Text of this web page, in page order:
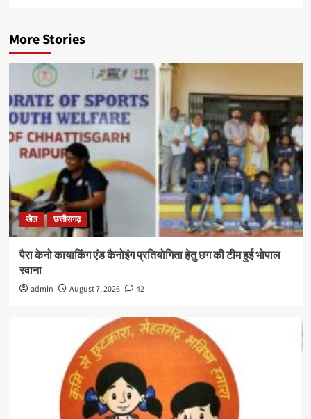
More Stories
खेल छत्तीसगढ़
पैरा केनो कायाकिंग एंड कैनोइंग प्रतियोगिता हेतु छग की टीम हुई भोपाल
रवाना
admin August 7, 2026 42